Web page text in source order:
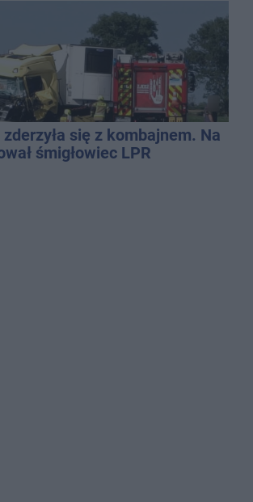
się z kombajnem. Na
śmigłowiec LPR